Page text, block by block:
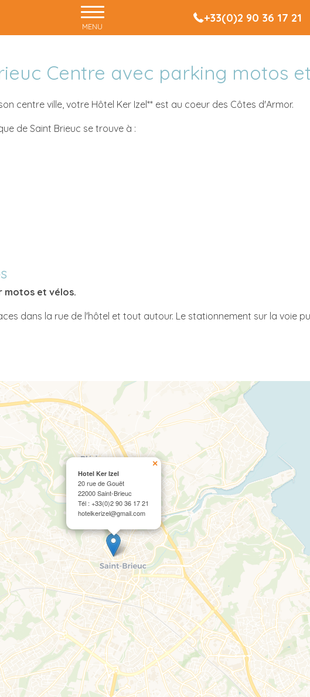
MENU
+33(0)2 90 36 17 21
Centre avec parking motos
centre ville, votre Hôtel Ker Izel** est au coeur des Côtes d'Armor.
de Saint Brieuc se trouve à :
motos et vélos.
dans la rue de l'hôtel et tout autour. Le stationnement sur la voie
Hotel Ker Izel
20 rue de Gouët
22000 Saint-Brieuc
Tél : +33(0)2 90 36 17 21
hotelkerizel@gmail.com
×